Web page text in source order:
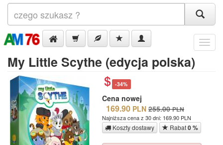
Menu
My Little Scythe (edycja polska)
-34%
Cena nowej
169.90 PLN 255.00 PLN
Najniższa cena z 30 dni: 169.90 PLN
Koszty dostawy Rabat0 %